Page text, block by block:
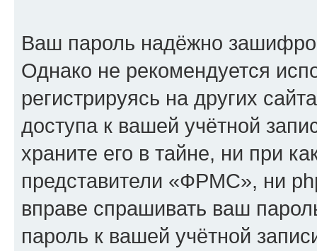
Ваш пароль надёжно
Однако не рекомендуется
регистрируясь на других
доступа к вашей учётной
храните его в тайне, ни при
представители «ФРМС», ни
вправе спрашивать ваш
пароль к вашей учётной